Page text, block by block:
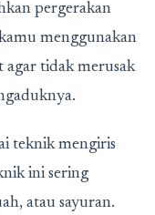
pergerakan
menggunakan
agar tidak merusak
teknik mengiris
ini sering
atau sayuran.